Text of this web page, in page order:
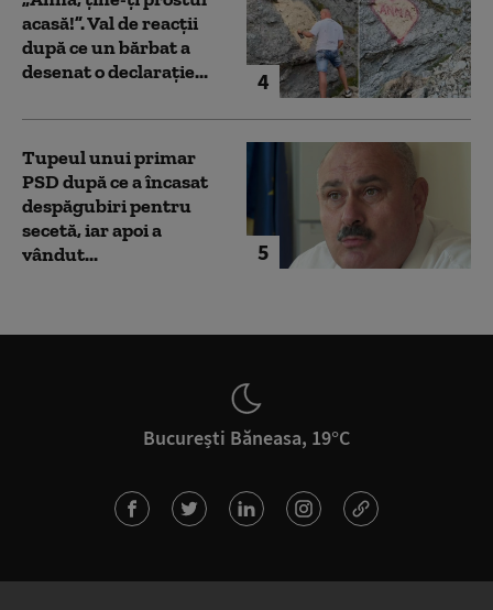
4
acasă!”. Val de reacții
după ce un bărbat a
desenat o declarație...
5
Tupeul unui primar
PSD după ce a încasat
despăgubiri pentru
secetă, iar apoi a
vândut...
București Băneasa, 19°C